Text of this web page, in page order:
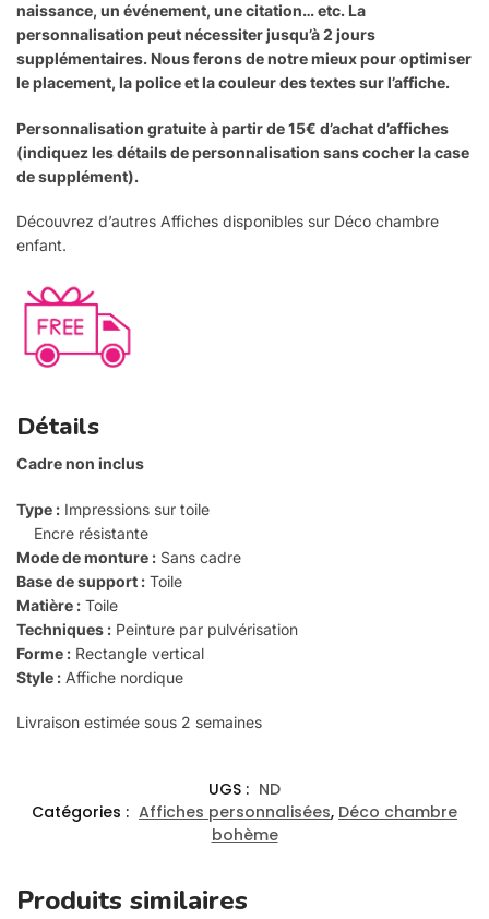
naissance, un événement, une citation… etc. La
personnalisation peut nécessiter jusqu’à 2 jours
supplémentaires. Nous ferons de notre mieux pour optimiser
le placement, la police et la couleur des textes sur l’affiche.
Personnalisation gratuite à partir de 15€ d’achat d’affiches
(indiquez les détails de personnalisation sans cocher la case
de supplément).
Découvrez d’autres Affiches disponibles sur Déco chambre
enfant.
Détails
Cadre non inclus
Type : Impressions sur toile
Encre résistante
Mode de monture : Sans cadre
Base de support : Toile
Matière : Toile
Techniques : Peinture par pulvérisation
Forme : Rectangle vertical
Style : Affiche nordique
Livraison estimée sous 2 semaines
UGS : ND
Catégories : Affiches personnalisées, Déco chambre
bohème
Produits similaires